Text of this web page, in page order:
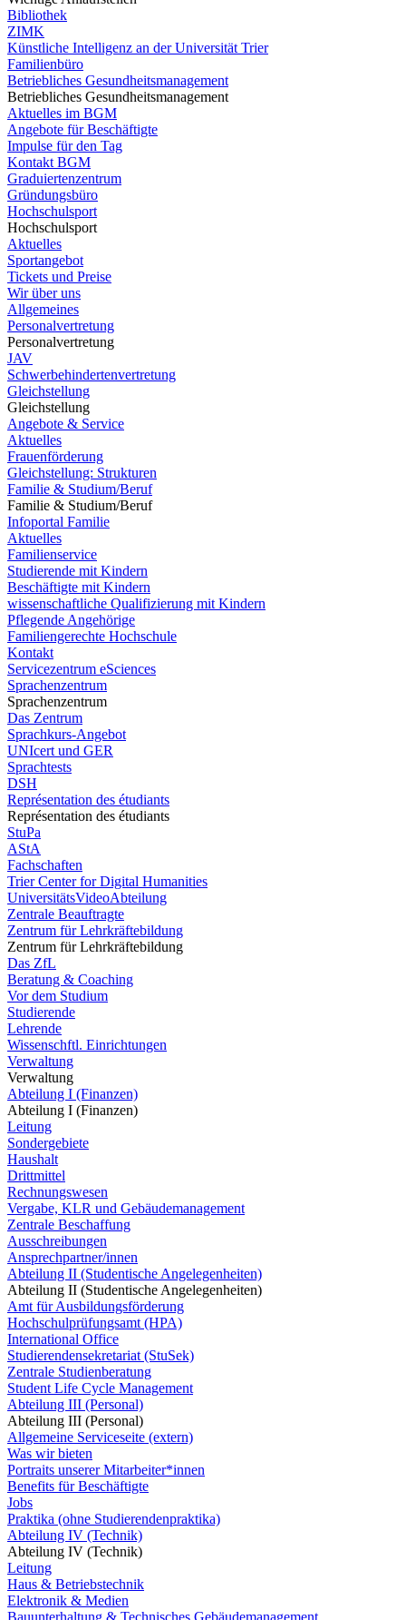
Bibliothek
ZIMK
Künstliche Intelligenz an der Universität Trier
Familienbüro
Betriebliches Gesundheitsmanagement
Betriebliches Gesundheitsmanagement
Aktuelles im BGM
Angebote für Beschäftigte
Impulse für den Tag
Kontakt BGM
Graduiertenzentrum
Gründungsbüro
Hochschulsport
Hochschulsport
Aktuelles
Sportangebot
Tickets und Preise
Wir über uns
Allgemeines
Personalvertretung
Personalvertretung
JAV
Schwerbehindertenvertretung
Gleichstellung
Gleichstellung
Angebote & Service
Aktuelles
Frauenförderung
Gleichstellung: Strukturen
Familie & Studium/Beruf
Familie & Studium/Beruf
Infoportal Familie
Aktuelles
Familienservice
Studierende mit Kindern
Beschäftigte mit Kindern
wissenschaftliche Qualifizierung mit Kindern
Pflegende Angehörige
Familiengerechte Hochschule
Kontakt
Servicezentrum eSciences
Sprachenzentrum
Sprachenzentrum
Das Zentrum
Sprachkurs-Angebot
UNIcert und GER
Sprachtests
DSH
Représentation des étudiants
Représentation des étudiants
StuPa
AStA
Fachschaften
Trier Center for Digital Humanities
UniversitätsVideoAbteilung
Zentrale Beauftragte
Zentrum für Lehrkräftebildung
Zentrum für Lehrkräftebildung
Das ZfL
Beratung & Coaching
Vor dem Studium
Studierende
Lehrende
Wissenschftl. Einrichtungen
Verwaltung
Verwaltung
Abteilung I (Finanzen)
Abteilung I (Finanzen)
Leitung
Sondergebiete
Haushalt
Drittmittel
Rechnungswesen
Vergabe, KLR und Gebäudemanagement
Zentrale Beschaffung
Ausschreibungen
Ansprechpartner/innen
Abteilung II (Studentische Angelegenheiten)
Abteilung II (Studentische Angelegenheiten)
Amt für Ausbildungsförderung
Hochschulprüfungsamt (HPA)
International Office
Studierendensekretariat (StuSek)
Zentrale Studienberatung
Student Life Cycle Management
Abteilung III (Personal)
Abteilung III (Personal)
Allgemeine Serviceseite (extern)
Was wir bieten
Portraits unserer Mitarbeiter*innen
Benefits für Beschäftigte
Jobs
Praktika (ohne Studierendenpraktika)
Abteilung IV (Technik)
Abteilung IV (Technik)
Leitung
Haus & Betriebstechnik
Elektronik & Medien
Bauunterhaltung & Technisches Gebäudemanagement